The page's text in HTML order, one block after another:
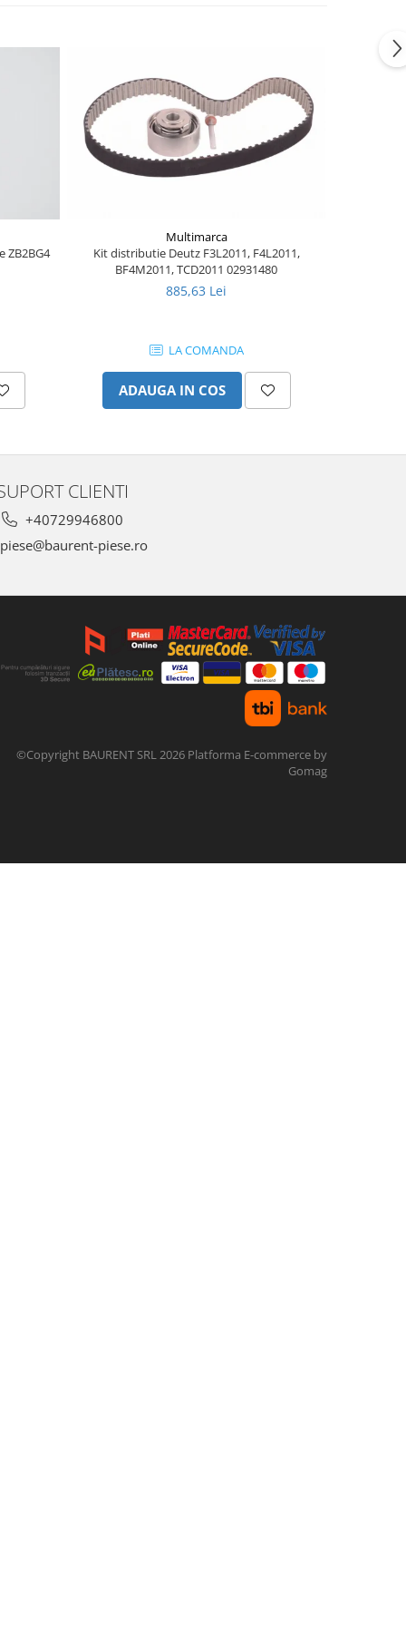
ZB2BG4
Multimarca
Kit distributie Deutz F3L2011, F4L2011,
BF4M2011, TCD2011 02931480
885,63 Lei
LA COMANDA
ADAUGA IN COS
CLIENTI
+40729946800
piese.ro
©Copyright BAURENT SRL 2026 Platforma E-commerce by
Gomag